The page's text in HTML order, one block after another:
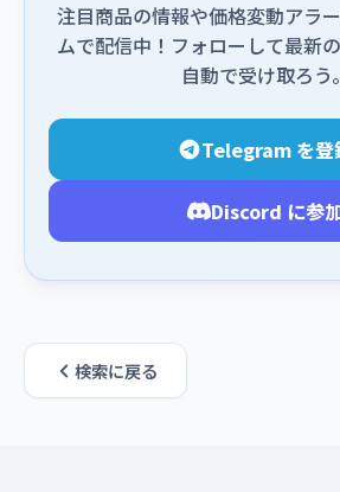
注目商品の情報や価格変動アラ
ムで配信中！フォローして最新
自動で受け取ろう。
Telegram を登
Discord に参
検索に戻る